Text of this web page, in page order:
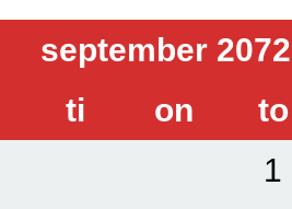
september 2072
ti on to
1